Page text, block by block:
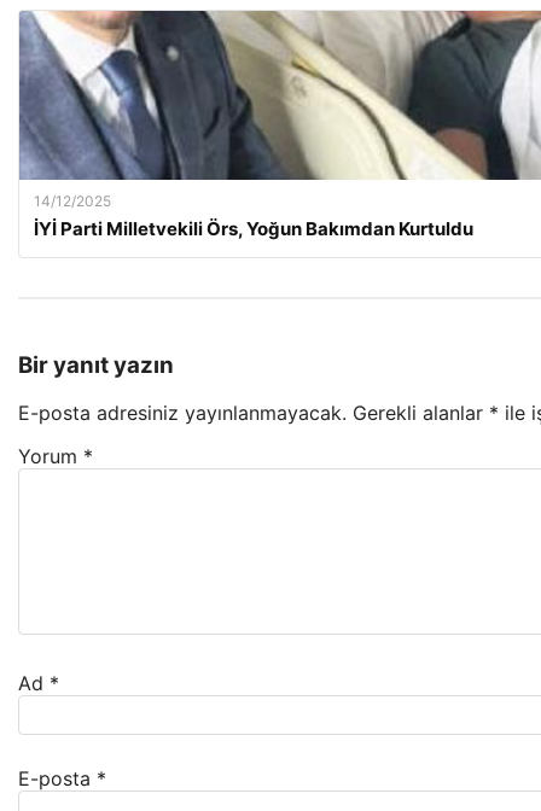
14/12/2025
İYİ Parti Milletvekili Örs, Yoğun Bakımdan Kurtuldu
Bir yanıt yazın
E-posta adresiniz yayınlanmayacak. Gerekli alanlar * ile
Yorum *
Ad *
E-posta *